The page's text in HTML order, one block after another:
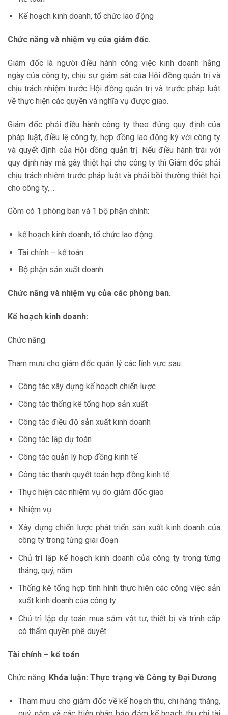
Kế hoạch kinh doanh, tổ chức lao động
Chức năng và nhiệm vụ của giám đốc.
Giám đốc là người điều hành công việc kinh doanh hằng
ngày của công ty; chịu sự giám sát của Hội đồng quản trị và
chịu trách nhiệm trước Hội đồng quản trị và trước pháp luật
về thực hiện các quyền và nghĩa vụ được giao.
Giám đốc phải điều hành công ty theo đúng quy định của
pháp luật, điều lệ công ty, hợp đồng lao động ký với công ty
và quyết định của Hội dồng quản trị. Nếu điều hành trái với
quy định này mà gây thiệt hại cho công ty thì Giám đốc phải
chịu trách nhiệm trước pháp luật và phải bồi thường thiệt hại
cho công ty,…
Gồm có 1 phòng ban và 1 bộ phận chính:
kế hoạch kinh doanh, tổ chức lao động.
Tài chính – kế toán.
Bộ phận sản xuất doanh
Chức năng và nhiệm vụ của các phòng ban.
Kế hoạch kinh doanh:
Chức năng.
Tham mưu cho giám đốc quản lý các lĩnh vực sau:
Công tác xây dựng kế hoạch chiến lược
Công tác thống kê tổng hợp sản xuất
Công tác điều độ sản xuất kinh doanh
Công tác lập dự toán
Công tác quản lý hợp đồng kinh tế
Công tác thanh quyết toán hợp đồng kinh tế
Thực hiện các nhiệm vụ do giám đốc giao
Nhiệm vụ
Xây dựng chiến lược phát triển sản xuất kinh doanh của
công ty trong từng giai đoạn
Chủ trì lập kế hoạch kinh doanh của công ty trong từng
tháng, quý, năm
Thống kê tổng hợp tình hình thực hiên các công việc sản
xuất kinh doanh của công ty
Chủ trì lập dự toán mua sắm vật tư, thiết bị và trình cấp
có thẩm quyền phê duyệt
Tài chính – kế toán
Chức năng: Khóa luận: Thực trạng về Công ty Đại Dương
Tham mưu cho giám đốc về kế hoạch thu, chi hàng tháng,